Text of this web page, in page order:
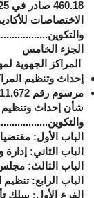
الاختصاصات
الجزء الخامس
المراكز الجهوية
إحداث وتنظيم
مرسوم رقم 672
.
11
شأن إحداث وتنظيم
والتكوين
الباب الأول:
الباب الثاني:
الباب الثالث:
الباب الرابع:
الفرع الأول: سلك